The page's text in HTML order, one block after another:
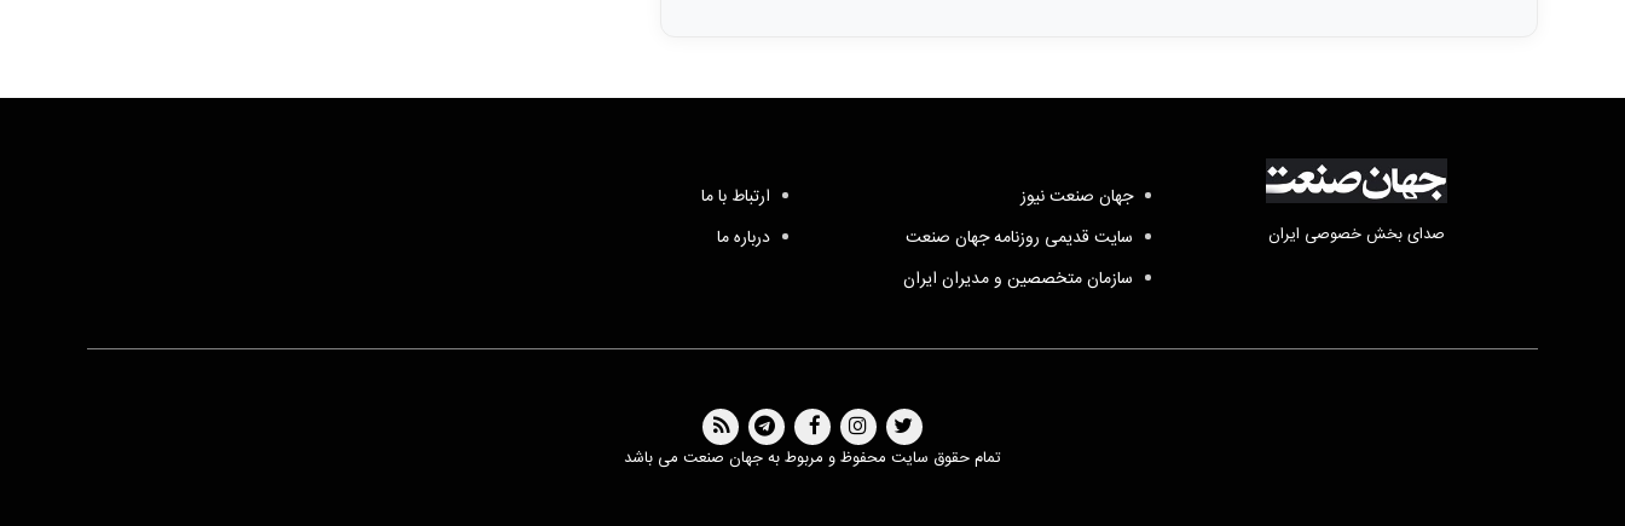
صدای بخش خصوصی ایران
جهان صنعت نیوز
سایت قدیمی روزنامه جهان صنعت
سازمان متخصصین و مدیران ایران
ارتباط با ما
درباره ما
تمام حقوق سایت محفوظ و مربوط به جهان صنعت می باشد